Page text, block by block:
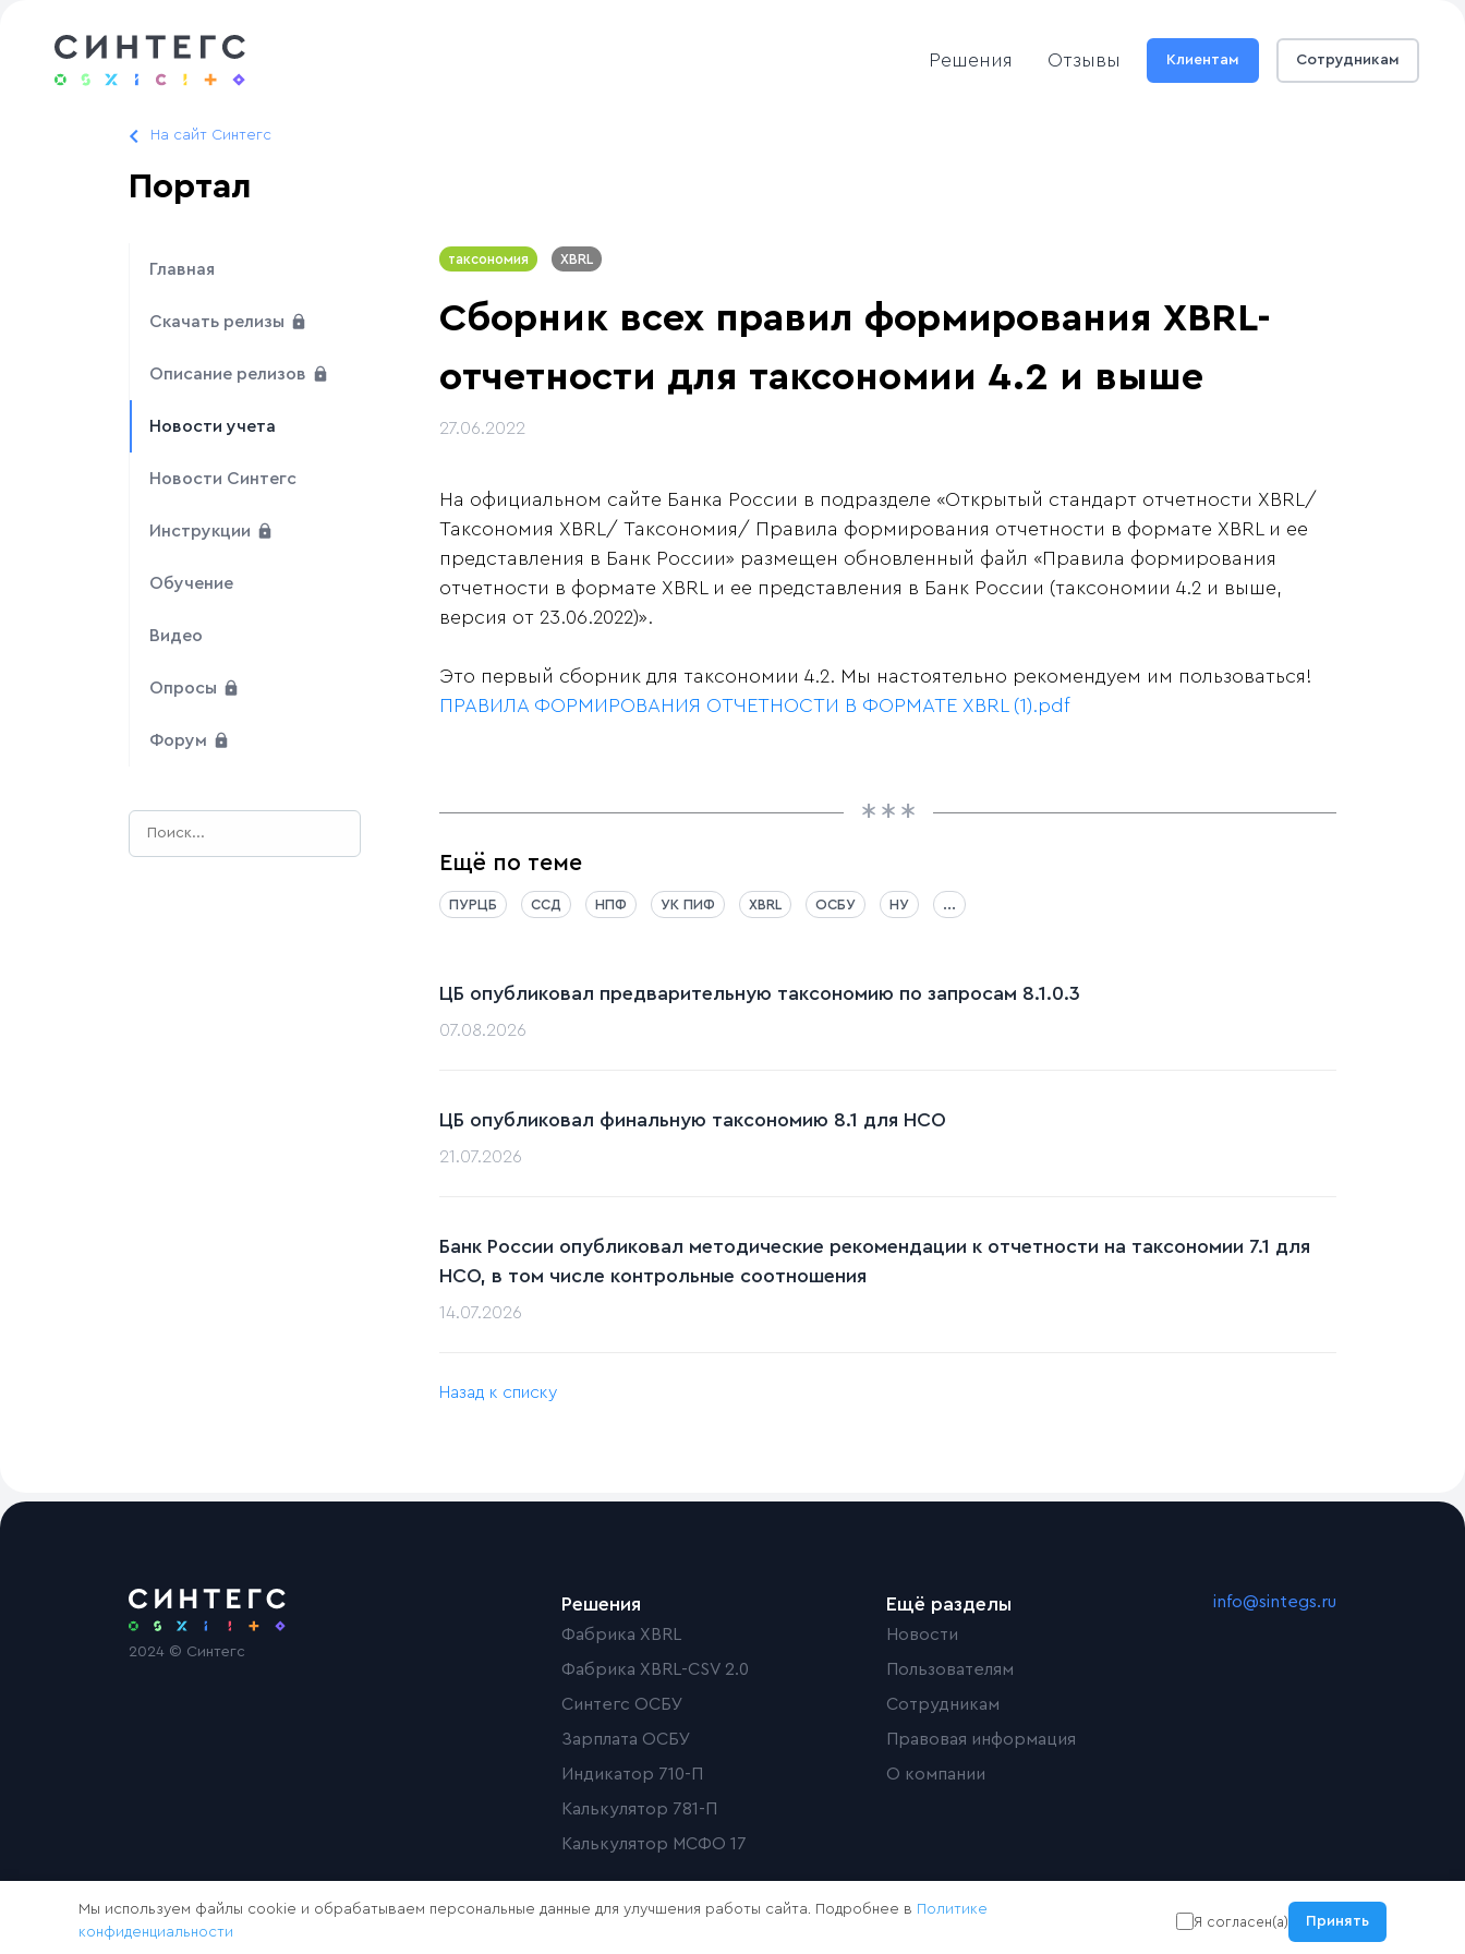
Решения Отзывы Клиентам Сотрудникам
На сайт Синтегс
Портал
Главная
Скачать релизы
Описание релизов
Новости учета
Новости Синтегс
Инструкции
Обучение
Видео
Опросы
Форум
таксономия XBRL
Сборник всех правил формирования XBRL-
отчетности для таксономии 4.2 и выше
27.06.2022
На официальном сайте Банка России в подразделе «Открытый стандарт отчетности XBRL/
Таксономия XBRL/ Таксономия/ Правила формирования отчетности в формате XBRL и ее
представления в Банк России» размещен обновленный файл «Правила формирования
отчетности в формате XBRL и ее представления в Банк России (таксономии 4.2 и выше,
версия от 23.06.2022)».
Это первый сборник для таксономии 4.2. Мы настоятельно рекомендуем им пользоваться!
ПРАВИЛА ФОРМИРОВАНИЯ ОТЧЕТНОСТИ В ФОРМАТЕ XBRL (1).pdf
Ещё по теме
ПУРЦБ ССД НПФ УК ПИФ XBRL ОСБУ НУ ...
ЦБ опубликовал предварительную таксономию по запросам 8.1.0.3
07.08.2026
ЦБ опубликовал финальную таксономию 8.1 для НСО
21.07.2026
Банк России опубликовал методические рекомендации к отчетности на таксономии 7.1 для
НСО, в том числе контрольные соотношения
14.07.2026
Назад к списку
2024 © Синтегс
Решения
Фабрика XBRL
Фабрика XBRL-CSV 2.0
Синтегс ОСБУ
Зарплата ОСБУ
Индикатор 710-П
Калькулятор 781-П
Калькулятор МСФО 17
Ещё разделы
Новости
Пользователям
Сотрудникам
Правовая информация
О компании
info@sintegs.ru
Мы используем файлы cookie и обрабатываем персональные данные для улучшения работы сайта. Подробнее в Политике
конфиденциальности
Я согласен(а) Принять